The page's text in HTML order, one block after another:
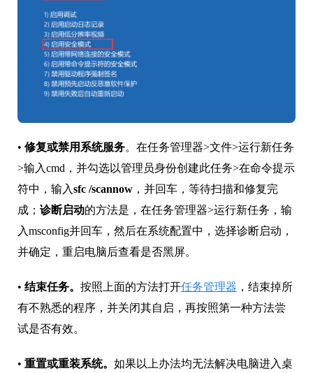
• 修复或禁用系统服务。在任务管理器>文件>运行新任务
>输入cmd，并勾选以管理员身份创建此任务>在命令提示
符中，输入sfc /scannow ，并回车，等待扫描和修复完
成； 诊断启动的方法是，在任务管理器>运行新任务，输
入msconfig并回车，然后在系统配置中，选择诊断启动，
并确定，重启电脑后查看是否黑屏。
• 结束任务。 按照上面的方法打开任务管理器 ，结束掉所
有不熟悉的程序，并关闭其自启，再按照第一种方法尝
试是否有效。
• 重置或重装系统。 如果以上办法均无法解决电脑进入桌